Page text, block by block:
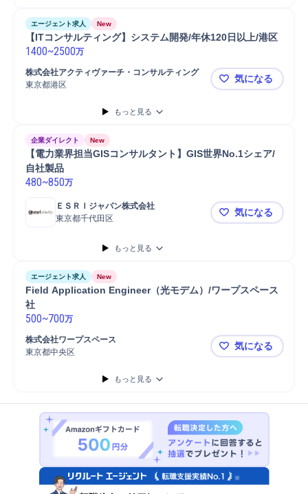
エージェント求人 New
【ITコンサルティング】システム開発/年休120日以上/港区
1400~2500万
株式会社アクティヴァーチ・コンサルティング
東京都港区
【ITコンサ
気になる
もっと見る
企業ダイレクト New
【電力業界担当GISコンサルタント】GIS世界No.1シェア/
自社製品
480~850万
ＥＳＲＩジャパン株式会社
東京都千代田区
【電力業界
気になる
もっと見る
エージェント求人 New
Field Application Engineer（光モデム）/ワープスペース
社
500~700万
株式会社ワープスペース
東京都中央区
Field
気になる
もっと見る